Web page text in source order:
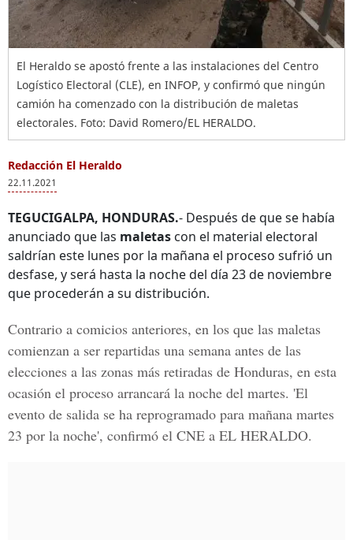
El Heraldo se apostó frente a las instalaciones del Centro
Logístico Electoral (CLE), en INFOP, y confirmó que ningún
camión ha comenzado con la distribución de maletas
electorales. Foto: David Romero/EL HERALDO.
Redacción El Heraldo
22.11.2021
TEGUCIGALPA, HONDURAS.- Después de que se había
anunciado que las maletas con el material electoral
saldrían este lunes por la mañana el proceso sufrió un
desfase, y será hasta la noche del día 23 de noviembre
que procederán a su distribución.
Contrario a comicios anteriores, en los que las maletas
comienzan a ser repartidas una semana antes de las
elecciones a las zonas más retiradas de Honduras, en esta
ocasión el proceso arrancará la noche del martes. 'El
evento de salida se ha reprogramado para mañana martes
23 por la noche', confirmó el CNE a EL HERALDO.